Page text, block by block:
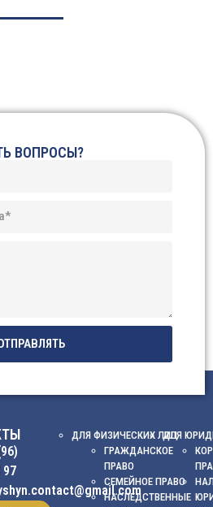
ВОПРОСЫ?
97
ДЛЯ ФИЗИЧЕСКИХ ЛИЦ
ГРАЖДАНСКОЕ
ПРАВО
СЕМЕЙНОЕ ПРАВО
НАСЛЕДСТВЕННЫЕ
ДЛЯ